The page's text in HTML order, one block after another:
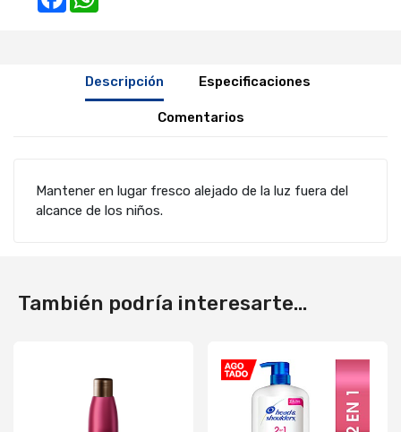
Descripción Especificaciones
Comentarios
Mantener en lugar fresco alejado de la luz fuera del
alcance de los niños.
También podría interesarte...